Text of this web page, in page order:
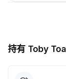
持有 Toby